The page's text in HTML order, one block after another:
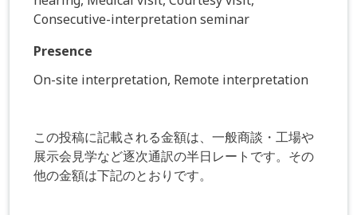
Consecutive-interpretation seminar
Presence
On-site interpretation, Remote interpretation
この投稿に記載される金額は、一般商談・工場や
展示会見学など逐次通訳の半日レートです。その
他の金額は下記のとおりです。